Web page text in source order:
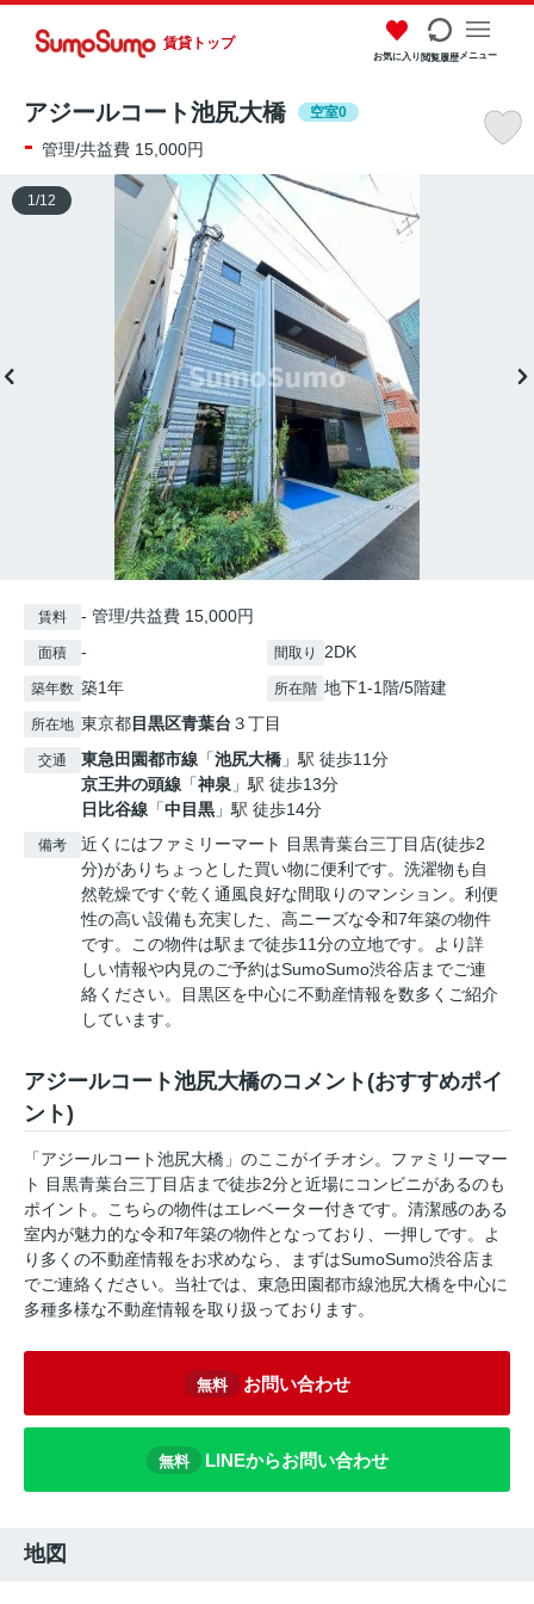
賃貸トップ
お気に入り閲覧履歴メニュー
アジールコート池尻大橋 空室0
- 管理/共益費 15,000円
1 /12
賃料 - 管理/共益費 15,000円
面積 - 間取り 2DK
築年数 築1年 所在階 地下1-1階/5階建
所在地 東京都目黒区青葉台 ３丁目
交通 東急田園都市線 「池尻大橋 」駅 徒歩11分
京王井の頭線 「神泉 」駅 徒歩13分
日比谷線 「中目黒 」駅 徒歩14分
備考
近くにはファミリーマート 目黒青葉台三丁目店(徒歩2
分)がありちょっとした買い物に便利です。洗濯物も自
然乾燥ですぐ乾く通風良好な間取りのマンション。利便
性の高い設備も充実した、高ニーズな令和7年築の物件
です。この物件は駅まで徒歩11分の立地です。より詳
しい情報や内見のご予約はSumoSumo渋谷店までご連
絡ください。目黒区を中心に不動産情報を数多くご紹介
しています。
アジールコート池尻大橋のコメント(おすすめポイ
ント)
「アジールコート池尻大橋」のここがイチオシ。ファミリーマー
ト 目黒青葉台三丁目店まで徒歩2分と近場にコンビニがあるのも
ポイント。こちらの物件はエレベーター付きです。清潔感のある
室内が魅力的な令和7年築の物件となっており、一押しです。よ
り多くの不動産情報をお求めなら、まずはSumoSumo渋谷店ま
でご連絡ください。当社では、東急田園都市線池尻大橋を中心に
多種多様な不動産情報を取り扱っております。
無料 お問い合わせ
無料 LINEからお問い合わせ
地図